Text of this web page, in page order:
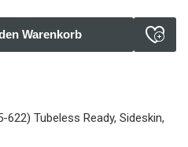
Warenkorb
622) Tubeless Ready, Sideskin,